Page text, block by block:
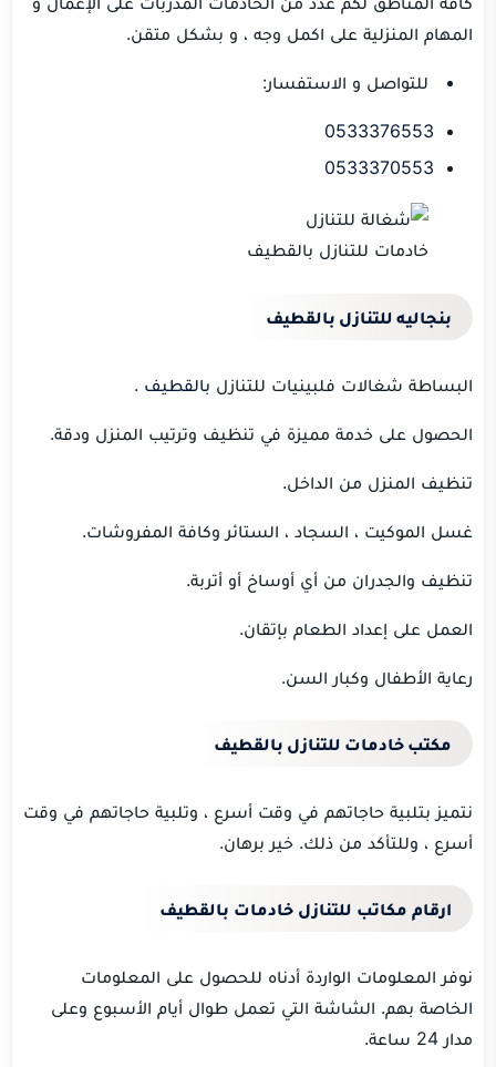
المهام المنزلية على اكمل وجه ، و بشكل متقن.
للتواصل و الاستفسار:
0533376553
0533370553
خادمات للتنازل بالقطيف
بنجاليه للتنازل بالقطيف
البساطة شغالات فلبينيات للتنازل بالقطيف .
الحصول على خدمة مميزة في تنظيف وترتيب المنزل ودقة.
تنظيف المنزل من الداخل.
غسل الموكيت ، السجاد ، الستائر وكافة المفروشات.
تنظيف والجدران من أي أوساخ أو أتربة.
العمل على إعداد الطعام بإتقان.
رعاية الأطفال وكبار السن.
مكتب خادمات للتنازل بالقطيف
نتميز بتلبية حاجاتهم في وقت أسرع ، وتلبية حاجاتهم في وقت
أسرع ، وللتأكد من ذلك. خير برهان.
ارقام مكاتب للتنازل خادمات بالقطيف
نوفر المعلومات الواردة أدناه للحصول على المعلومات
الخاصة بهم. الشاشة التي تعمل طوال أيام الأسبوع وعلى
مدار 24 ساعة.